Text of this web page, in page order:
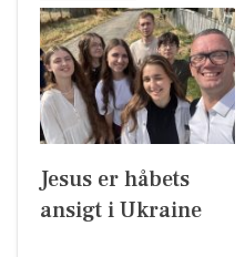
Jesus er håbets
ansigt i Ukraine